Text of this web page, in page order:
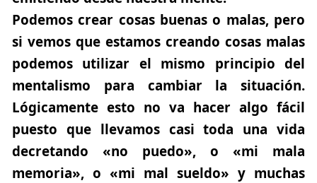
Podemos crear cosas buenas o malas, pero
si vemos que estamos creando cosas malas
podemos utilizar el mismo principio del
mentalismo para cambiar la situación.
Lógicamente esto no va hacer algo fácil
puesto que llevamos casi toda una vida
decretando «no puedo», o «mi mala
memoria», o «mi mal sueldo» y muchas